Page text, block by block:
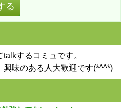
る
するコミュです。
興味のある人大歓迎です(*^^*)